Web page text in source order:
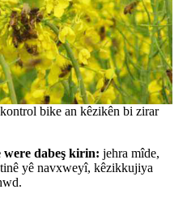
bike an kêzikên bi zirar
dabeş kirin: jehra mîde,
yê navxweyî, kêzikkujiya